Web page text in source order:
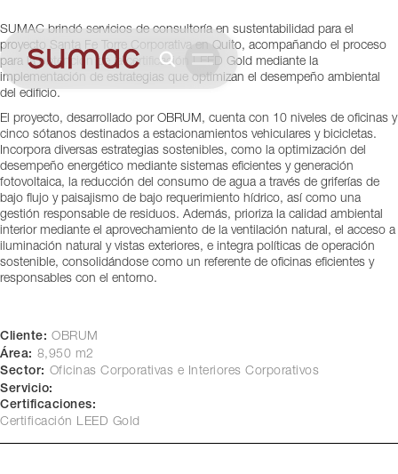
Quito, Ecuador
SUMAC brindó servicios de consultoría en sustentabilidad para el
proyecto Santa Fe Torre Corporativa en Quito, acompañando el proceso
para la obtención de la certificación LEED Gold mediante la
implementación de estrategias que optimizan el desempeño ambiental
del edificio.
El proyecto, desarrollado por OBRUM, cuenta con 10 niveles de oficinas y
cinco sótanos destinados a estacionamientos vehiculares y bicicletas.
Incorpora diversas estrategias sostenibles, como la optimización del
desempeño energético mediante sistemas eficientes y generación
fotovoltaica, la reducción del consumo de agua a través de griferías de
bajo flujo y paisajismo de bajo requerimiento hídrico, así como una
gestión responsable de residuos. Además, prioriza la calidad ambiental
interior mediante el aprovechamiento de la ventilación natural, el acceso a
iluminación natural y vistas exteriores, e integra políticas de operación
sostenible, consolidándose como un referente de oficinas eficientes y
responsables con el entorno.
Cliente: OBRUM
Área: 8,950 m2
Sector: Oficinas Corporativas e Interiores Corporativos
Servicio:
Certificaciones:
Certificación LEED Gold